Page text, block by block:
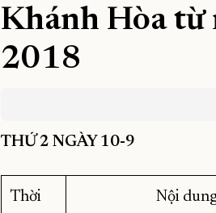
Khánh Hòa từ
2018
THỨ 2 NGÀY 10-9
Thời
Nội